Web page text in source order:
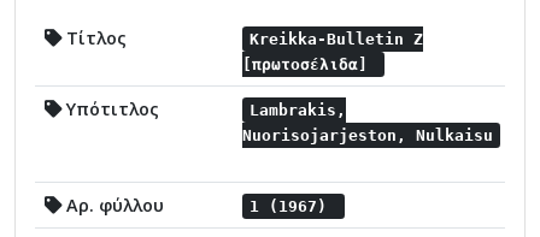
Τίτλος
Kreikka-Bulletin Z
[πρωτοσέλιδα]
Υπότιτλος
Lambrakis,
Nuorisojarjeston, Nulkaisu
Αρ. φύλλου 1 (1967)